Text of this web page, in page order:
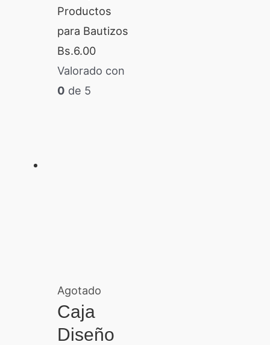
Productos
para Bautizos
Bs.6.00
Valorado con
0 de 5
Agotado
Caja
Diseño